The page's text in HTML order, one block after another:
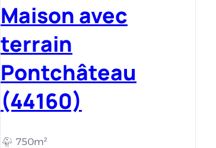
Maison avec
terrain
Pontchâteau
(44160)
750m²